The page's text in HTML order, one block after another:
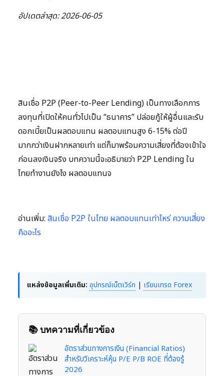
อัปเดตล่าสุด: 2026-06-05
สินเชื่อ P2P (Peer-to-Peer Lending) เป็นทางเลือกการ
ลงทุนที่เปิดให้คนทั่วไปเป็น “ธนาคาร” ปล่อยกู้ให้ผู้อื่นและรับ
ดอกเบี้ยเป็นผลตอบแทน ผลตอบแทนสูง 6-15% ต่อปี
มากกว่าเงินฝากหลายเท่า แต่ก็มาพร้อมความเสี่ยงที่ต้องเข้าใจ
ก่อนลงเงินจริง บทความนี้จะอธิบายว่า P2P Lending ใน
ไทยทำงานยังไง ผลตอบแทนจ
อ่านเพิ่ม: สินเชื่อ P2P ในไทย ผลตอบแทนเท่าไหร่ ความเสี่ยง
คืออะไร
แหล่งข้อมูลเพิ่มเติม: อุปกรณ์เน็ตเวิร์ก | เรียนเทรด Forex
📚 บทความที่เกี่ยวข้อง
อัตราส่วนทางการเงิน (Financial Ratios)
สำหรับวิเคราะห์หุ้น P/E P/B ROE ที่ต้องรู้
2026